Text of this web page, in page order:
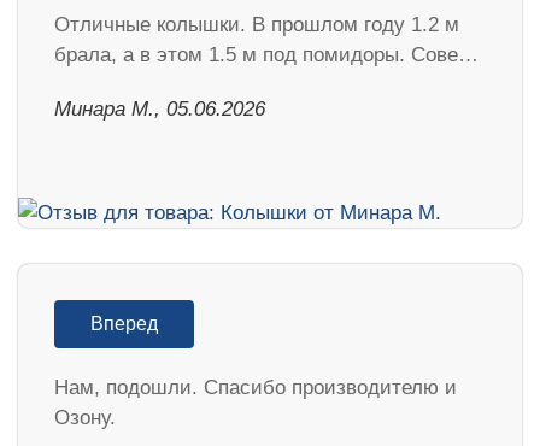
Отличные колышки. В прошлом году 1.2 м
брала, а в этом 1.5 м под помидоры. Сове…
Минара М., 05.06.2026
Вперед
Нам, подошли. Спасибо производителю и
Озону.